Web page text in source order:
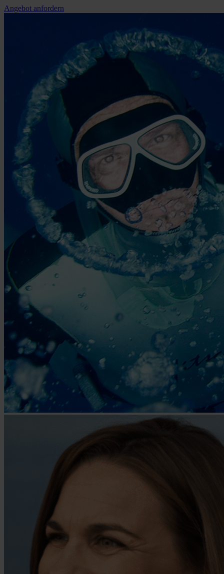
Angebot anfordern